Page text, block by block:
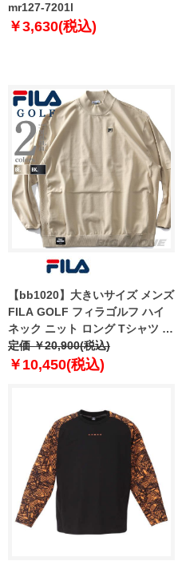
mr127-7201l
￥3,630(税込)
【bb1020】大きいサイズ メンズ
FILA GOLF フィラゴルフ ハイ
ネック ニット ロング Tシャツ ゴ
ルフウェア 782710k
定価 ￥20,900(税込)
￥10,450(税込)